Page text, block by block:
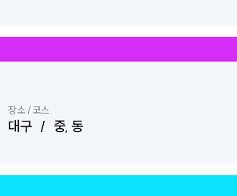
장소 / 코스
대구 / 중, 동